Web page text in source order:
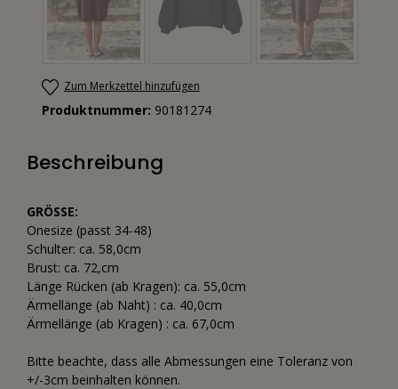
Zum Merkzettel hinzufügen
Produktnummer: 90181274
Beschreibung
GRÖSSE:
Onesize (passt 34-48)
Schulter: ca. 58,0cm
Brust: ca. 72,cm
Länge Rücken (ab Kragen): ca. 55,0cm
Ärmellänge (ab Naht) : ca. 40,0cm
Ärmellänge (ab Kragen) : ca. 67,0cm
Bitte beachte, dass alle Abmessungen eine Toleranz von
+/-3cm beinhalten können.